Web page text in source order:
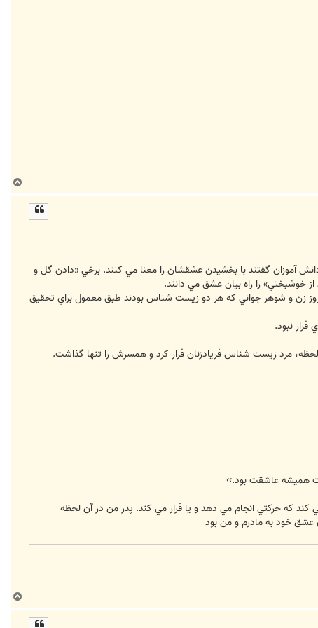
ا
دانش آموزان گفتند با بخشيدن عشقشان را معنا مي کنند. برخي «دادن گل و
خوشبختي» را راه بيان عشق مي دانند.
روز زن و شوهر جواني که هر دو زيست شناس بودند طبق معمول براي تحقيق
نبود.
مرد زيست شناس فريادزنان فرار کرد و همسرش را تنها گذاشت.
هميشه عاشقت بود.››
که حرکتي انجام مي دهد و يا فرار مي کند. پدر من در آن لحظه
عشق خود به مادرم و من بود
ا